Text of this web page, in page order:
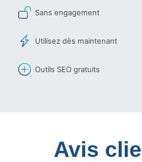
Sans engagement
Utilisez dès maintenant
Outils SEO gratuits
Avis